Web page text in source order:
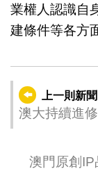
業權人認識自
建條件等各方
上一則新聞
澳大持續進
澳門原創